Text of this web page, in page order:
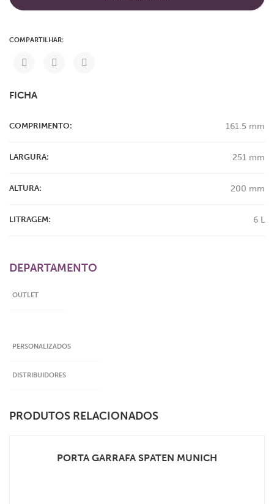
COMPARTILHAR:
FICHA
COMPRIMENTO: 161.5 mm
LARGURA: 251 mm
ALTURA: 200 mm
LITRAGEM: 6 L
DEPARTAMENTO
OUTLET
PERSONALIZADOS
DISTRIBUIDORES
PRODUTOS RELACIONADOS
PORTA GARRAFA SPATEN MUNICH